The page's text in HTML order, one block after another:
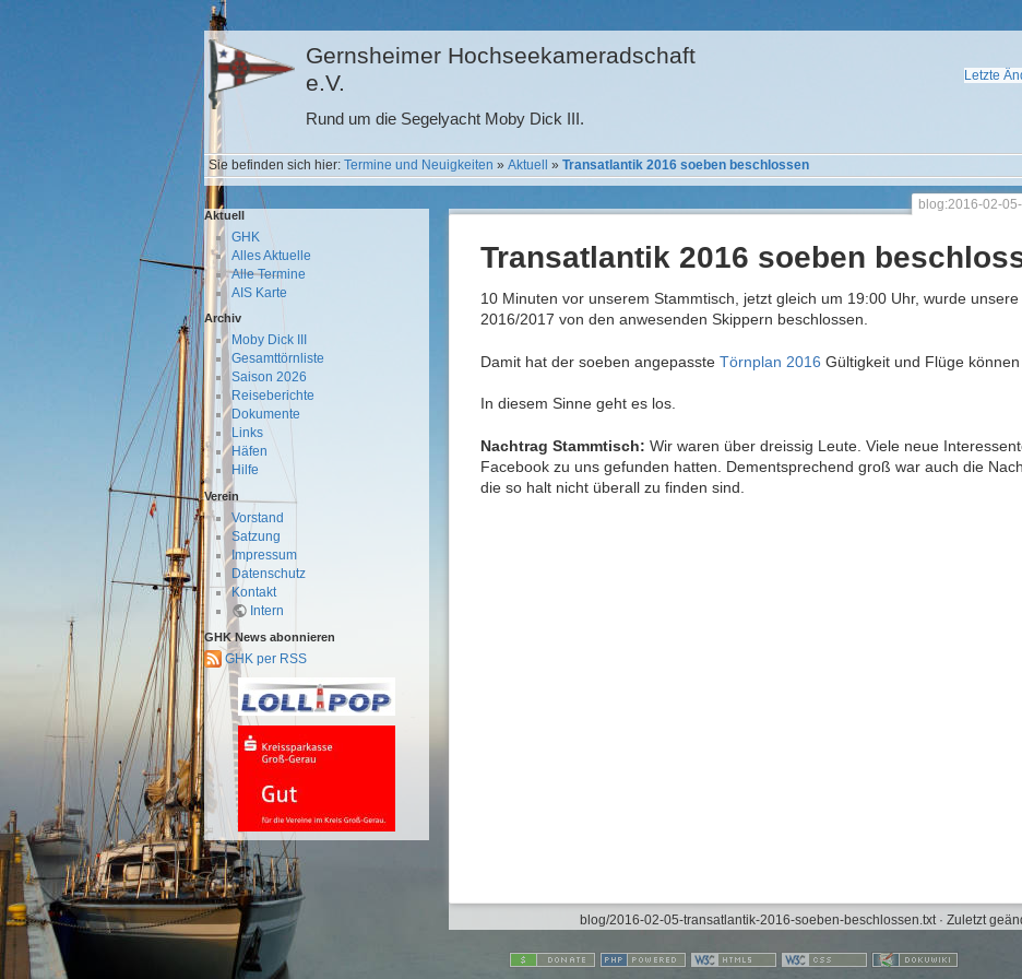
Gernsheimer Hochseekameradschaft
e.V.
Rund um die Segelyacht Moby Dick III.
Letzte
Sie befinden sich hier:Termine und Neuigkeiten »Aktuell »Transatlantik 2016 soeben beschlossen
Aktuell
GHK
Alles Aktuelle
Alle Termine
AIS Karte
Archiv
Moby Dick III
Gesamttörnliste
Saison 2026
Reiseberichte
Dokumente
Links
Häfen
Hilfe
Verein
Vorstand
Satzung
Impressum
Datenschutz
Kontakt
Intern
GHK News abonnieren
GHK per RSS
blog:2016-02-
Transatlantik 2016 soeben
10 Minuten vor unserem Stammtisch, jetzt gleich um 19:00 Uhr, wurde
2016/2017 von den anwesenden Skippern beschlossen.
Damit hat der soeben angepasste Törnplan 2016 Gültigkeit und Flüge
In diesem Sinne geht es los.
Nachtrag Stammtisch: Wir waren über dreissig Leute. Viele neue
Facebook zu uns gefunden hatten. Dementsprechend groß war auch die
die so halt nicht überall zu finden sind.
blog/2016-02-05-transatlantik-2016-soeben-beschlossen.txt · Zuletzt